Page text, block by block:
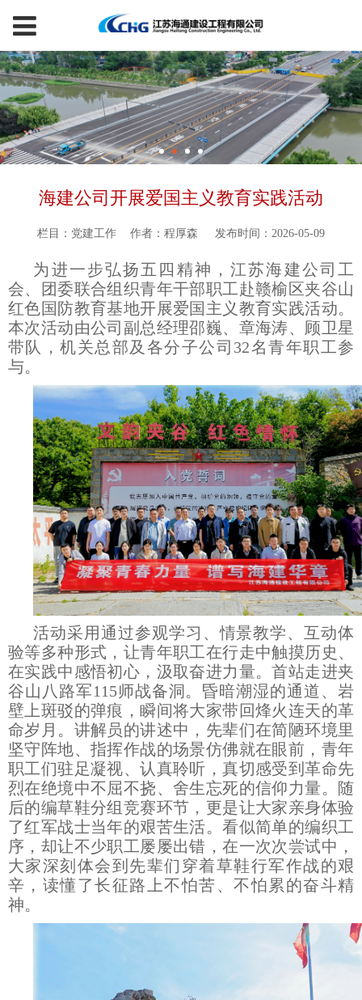
海建公司开展爱国主义教育实践活动
栏目：党建工作 作者：程厚森 发布时间：2026-05-09
为进一步弘扬五四精神，江苏海建公司工
会、团委联合组织青年干部职工赴赣榆区夹谷山
红色国防教育基地开展爱国主义教育实践活动。
本次活动由公司副总经理邵巍、章海涛、顾卫星
带队，机关总部及各分子公司32名青年职工参
与。
活动采用通过参观学习、情景教学、互动体
验等多种形式，让青年职工在行走中触摸历史、
在实践中感悟初心，汲取奋进力量。首站走进夹
谷山八路军115师战备洞。昏暗潮湿的通道、岩
壁上斑驳的弹痕，瞬间将大家带回烽火连天的革
命岁月。讲解员的讲述中，先辈们在简陋环境里
坚守阵地、指挥作战的场景仿佛就在眼前，青年
职工们驻足凝视、认真聆听，真切感受到革命先
烈在绝境中不屈不挠、舍生忘死的信仰力量。随
后的编草鞋分组竞赛环节，更是让大家亲身体验
了红军战士当年的艰苦生活。看似简单的编织工
序，却让不少职工屡屡出错，在一次次尝试中，
大家深刻体会到先辈们穿着草鞋行军作战的艰
辛，读懂了长征路上不怕苦、不怕累的奋斗精
神。